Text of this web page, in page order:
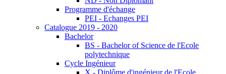
Programme d'échange
PEI - Echanges PEI
Catalogue 2019 - 2020
Bachelor
BS - Bachelor of Science de l'Ecole
polytechnique
Cycle Ingénieur
X - Diplôme d'ingénieur de l'Ecole